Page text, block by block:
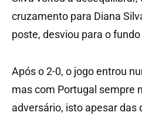
cruzamento para Diana
poste, desviou para o
Após o 2-0, o jogo entrou
mas com Portugal sempre
adversário, isto apesar